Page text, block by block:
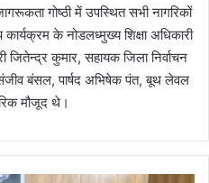
गोष्ठी में उपस्थित सभी नागरिकों
के नोडलध्मुख्य शिक्षा अधिकारी
जितेन्द्र कुमार, सहायक जिला निर्वाचन
संजीव बंसल, पार्षद अभिषेक पंत, बूथ लेवल
मौजूद थे।